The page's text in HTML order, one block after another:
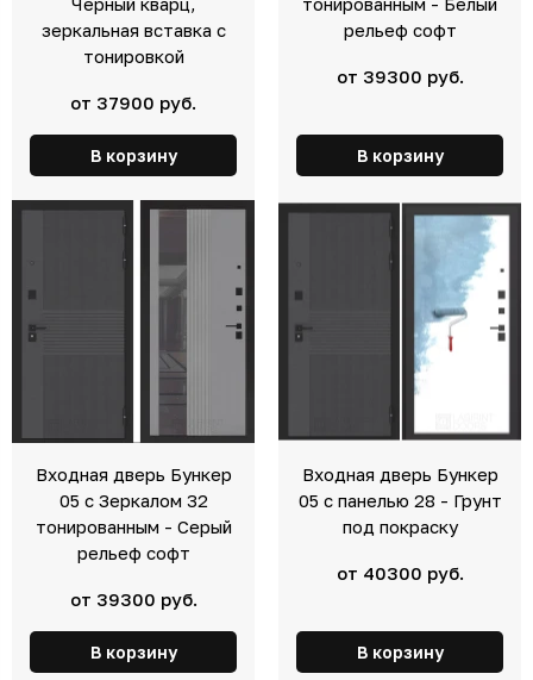
зеркальная вставка с
тонировкой
от 37900 руб.
В корзину
рельеф софт
от 39300 руб.
В корзину
Входная дверь Бункер
05 с Зеркалом 32
тонированным - Серый
рельеф софт
от 39300 руб.
В корзину
Входная дверь Бункер
05 с панелью 28 - Грунт
под покраску
от 40300 руб.
В корзину